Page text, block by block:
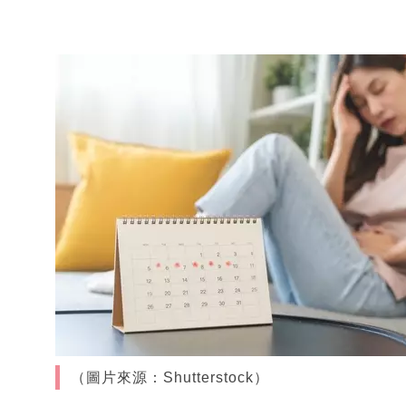
（圖片來源：Shutterstock）